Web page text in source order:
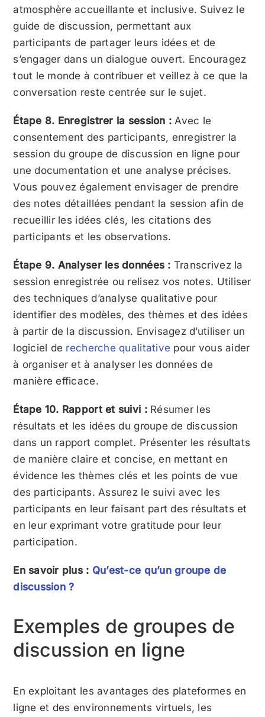
atmosphère accueillante et inclusive. Suivez le
guide de discussion, permettant aux
participants de partager leurs idées et de
s’engager dans un dialogue ouvert. Encouragez
tout le monde à contribuer et veillez à ce que la
conversation reste centrée sur le sujet.
Étape 8. Enregistrer la session : Avec le
consentement des participants, enregistrer la
session du groupe de discussion en ligne pour
une documentation et une analyse précises.
Vous pouvez également envisager de prendre
des notes détaillées pendant la session afin de
recueillir les idées clés, les citations des
participants et les observations.
Étape 9. Analyser les données : Transcrivez la
session enregistrée ou relisez vos notes. Utiliser
des techniques d’analyse qualitative pour
identifier des modèles, des thèmes et des idées
à partir de la discussion. Envisagez d’utiliser un
logiciel de recherche qualitative pour vous aider
à organiser et à analyser les données de
manière efficace.
Étape 10. Rapport et suivi : Résumer les
résultats et les idées du groupe de discussion
dans un rapport complet. Présenter les résultats
de manière claire et concise, en mettant en
évidence les thèmes clés et les points de vue
des participants. Assurez le suivi avec les
participants en leur faisant part des résultats et
en leur exprimant votre gratitude pour leur
participation.
En savoir plus : Qu’est-ce qu’un groupe de
discussion ?
Exemples de groupes de
discussion en ligne
En exploitant les avantages des plateformes en
ligne et des environnements virtuels, les